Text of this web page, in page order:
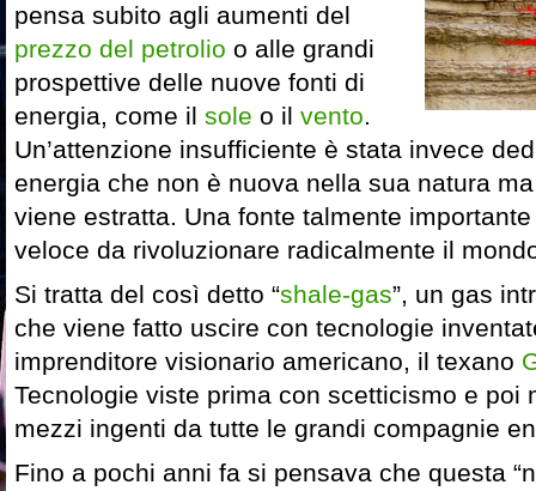
pensa subito agli aumenti del
prezzo del petrolio o alle grandi
prospettive delle nuove fonti di
energia, come il sole o il vento.
Un’attenzione insufficiente è stata invece
energia che non è nuova nella sua natura
viene estratta. Una fonte talmente
veloce da rivoluzionare radicalmente il
Si tratta del così detto “shale-gas”, un gas
che viene fatto uscire con tecnologie
imprenditore visionario americano, il texano
Tecnologie viste prima con scetticismo e poi
mezzi ingenti da tutte le grandi compagnie
Fino a pochi anni fa si pensava che questa